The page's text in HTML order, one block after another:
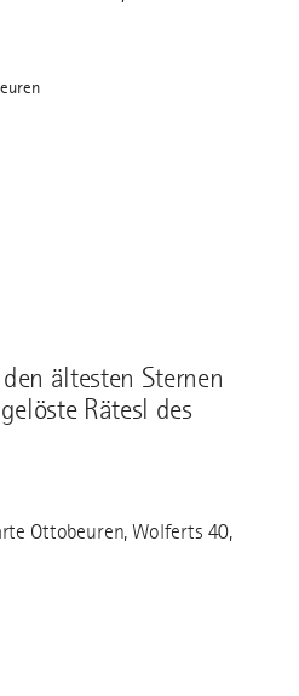
ältesten Sternen
Rätesl des
Ottobeuren, Wolferts 40,